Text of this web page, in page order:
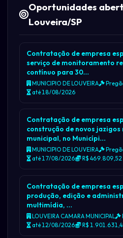
Oportunidades
Louveira/SP
Contratação de empresa
serviço de monitoramento
contínuo para 30…
MUNICIPIO DE LOUVEIRA
até 18/08/2026
Contratação de empresa
construção de novos
municipal, no Municípi…
MUNICIPIO DE LOUVEIRA
até 17/08/2026
R$ 469.809,52
Contratação de empresa
produção, edição e
multimídia, …
LOUVEIRA CAMARA MUNICIPAL
até 12/08/2026
R$